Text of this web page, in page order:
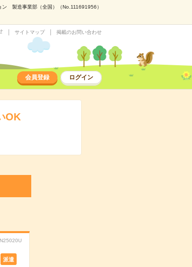
ン 製造事業部（全国）（No.111691956）
サイトマップ 掲載のお問い合わせ
会員登録 ログイン
OK
派遣